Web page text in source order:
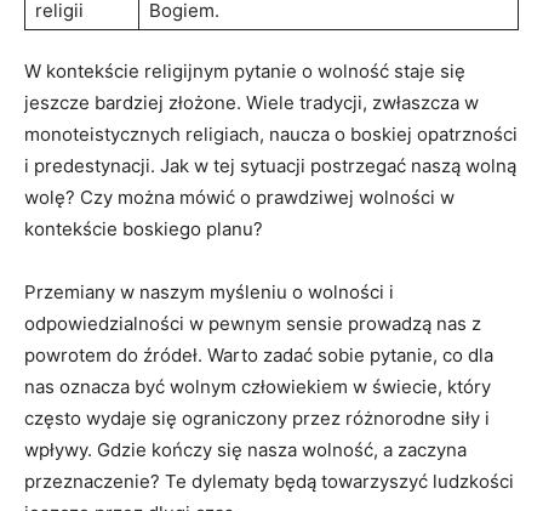
religii
Bogiem.
W kontekście religijnym pytanie o wolność staje się
jeszcze bardziej złożone.⁤ Wiele tradycji, zwłaszcza⁣ w
monoteistycznych religiach, naucza o boskiej opatrzności
⁣i predestynacji. Jak ‌w tej sytuacji ⁣postrzegać naszą wolną‍
wolę? Czy ⁢można mówić o prawdziwej⁢ wolności w
kontekście boskiego planu?
Przemiany w‌ naszym ⁢myśleniu​ o⁤ wolności i
odpowiedzialności w ⁣pewnym ​sensie prowadzą nas z
powrotem do źródeł. Warto zadać sobie⁣ pytanie, co dla
nas oznacza‍ być wolnym ‍człowiekiem w świecie, który
często wydaje się⁣ ograniczony przez różnorodne siły i‌
wpływy. Gdzie kończy się ​nasza wolność, a zaczyna
przeznaczenie? Te dylematy ⁣będą towarzyszyć ludzkości